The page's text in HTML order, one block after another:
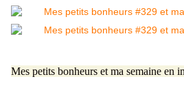
Mes petits bonheurs et ma semaine en